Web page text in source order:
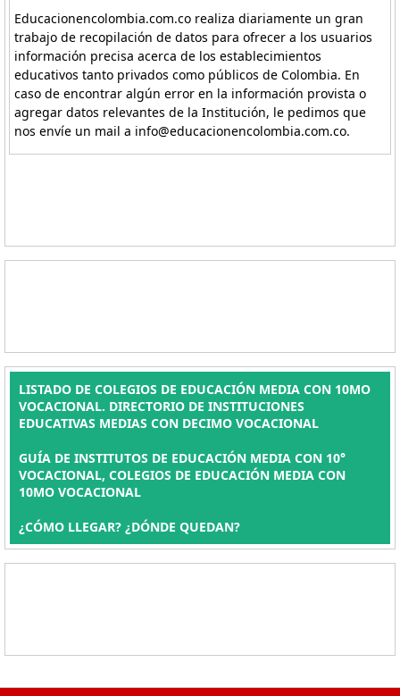
Educacionencolombia.com.co realiza diariamente un gran
trabajo de recopilación de datos para ofrecer a los usuarios
información precisa acerca de los establecimientos
educativos tanto privados como públicos de Colombia. En
caso de encontrar algún error en la información provista o
agregar datos relevantes de la Institución, le pedimos que
nos envíe un mail a info@educacionencolombia.com.co.
LISTADO DE COLEGIOS DE EDUCACIÓN MEDIA CON 10MO
VOCACIONAL. DIRECTORIO DE INSTITUCIONES
EDUCATIVAS MEDIAS CON DECIMO VOCACIONAL
GUÍA DE INSTITUTOS DE EDUCACIÓN MEDIA CON 10°
VOCACIONAL, COLEGIOS DE EDUCACIÓN MEDIA CON
10MO VOCACIONAL
¿CÓMO LLEGAR? ¿DÓNDE QUEDAN?